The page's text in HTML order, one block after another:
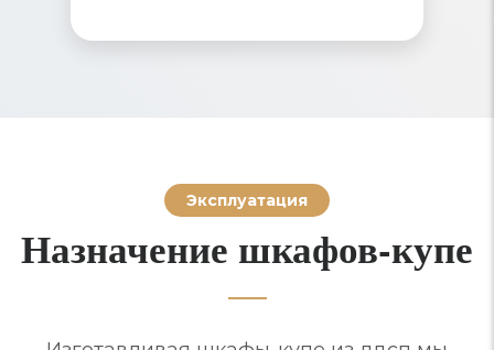
Эксплуатация
Назначение шкафов-купе